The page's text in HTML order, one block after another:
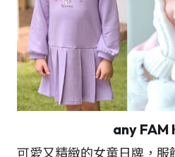
any FAM
可愛又精緻的女童日牌，